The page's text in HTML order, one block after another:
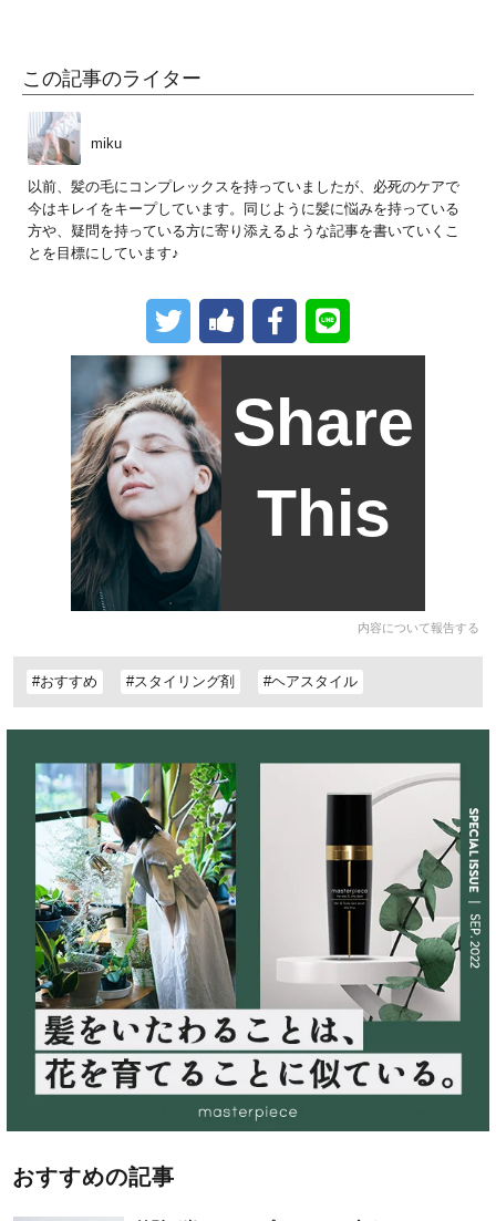
この記事のライター
miku
以前、髪の毛にコンプレックスを持っていましたが、必死のケアで
今はキレイをキープしています。同じように髪に悩みを持っている
方や、疑問を持っている方に寄り添えるような記事を書いていくこ
とを目標にしています♪
Share
This
内容について報告する
#おすすめ #スタイリング剤 #ヘアスタイル
おすすめの記事